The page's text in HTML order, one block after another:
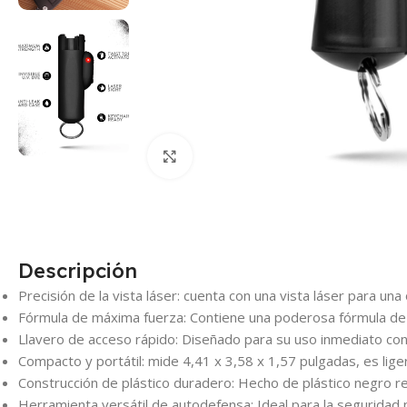
Descripción
Precisión de la vista láser: cuenta con una vista láser para
Fórmula de máxima fuerza: Contiene una poderosa fórmula
Llavero de acceso rápido: Diseñado para su uso inmediato
Compacto y portátil: mide 4,41 x 3,58 x 1,57 pulgadas, es
Construcción de plástico duradero: Hecho de plástico negro